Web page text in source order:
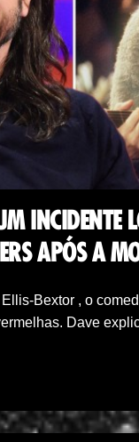
INCIDENTE
APÓS A
Bextor , o
Dave